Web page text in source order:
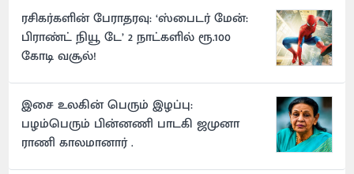
ரசிகர்களின் பேராதரவு: ‘ஸ்பைடர் மேன்:
பிராண்ட் நியூ டே’ 2 நாட்களில் ரூ.100
கோடி வசூல்!
இசை உலகின் பெரும் இழப்பு:
பழம்பெரும் பின்னணி பாடகி ஜமுனா
ராணி காலமானார் .